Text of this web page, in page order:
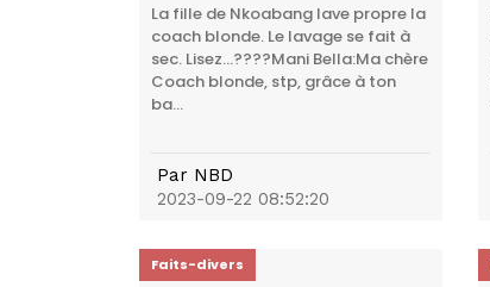
La fille de Nkoabang lave propre la
coach blonde. Le lavage se fait à
sec. Lisez...????Mani Bella:Ma chère
Coach blonde, stp, grâce à ton
ba...
Par NBD
2023-09-22 08:52:20
Faits-divers